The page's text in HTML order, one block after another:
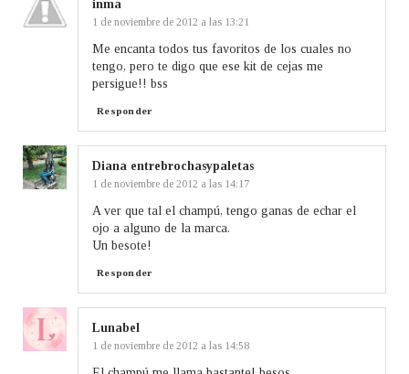
inma
1 de noviembre de 2012 a las 13:21
Me encanta todos tus favoritos de los cuales no
tengo, pero te digo que ese kit de cejas me
persigue!! bss
Responder
Diana entrebrochasypaletas
1 de noviembre de 2012 a las 14:17
A ver que tal el champú, tengo ganas de echar el
ojo a alguno de la marca.
Un besote!
Responder
Lunabel
1 de noviembre de 2012 a las 14:58